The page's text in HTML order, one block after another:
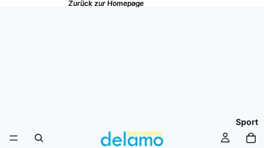
Zurück zur Homepage
Zurück zur Homepage
Sport